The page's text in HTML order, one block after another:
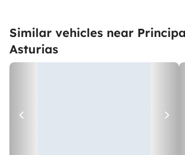
Similar vehicles near
Asturias